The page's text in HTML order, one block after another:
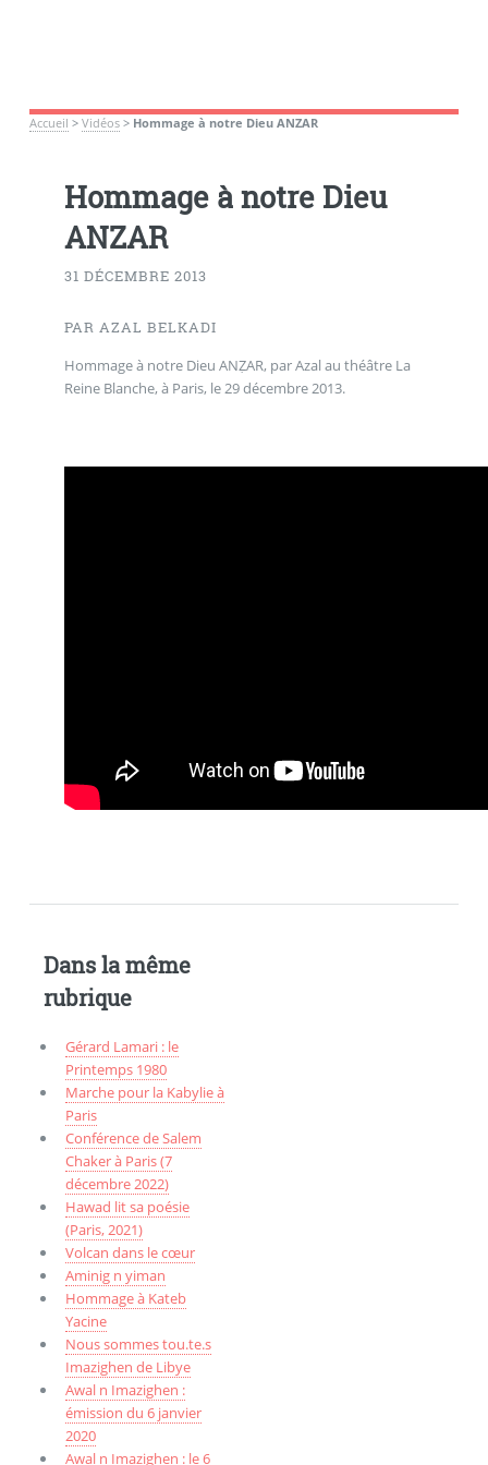
Accueil > Vidéos> Hommage à notre Dieu ANZAR
Hommage à notre Dieu
ANZAR
31 DÉCEMBRE 2013
PAR AZAL BELKADI
Hommage à notre Dieu ANẒAR, par Azal au théâtre La
Reine Blanche, à Paris, le 29 décembre 2013.
Dans la même
rubrique
Gérard Lamari : le
Printemps 1980
Marche pour la Kabylie à
Paris
Conférence de Salem
Chaker à Paris (7
décembre 2022)
Hawad lit sa poésie
(Paris, 2021)
Volcan dans le cœur
Aminig n yiman
Hommage à Kateb
Yacine
Nous sommes tou.te.s
Imazighen de Libye
Awal n Imazighen :
émission du 6 janvier
2020
Awal n Imazighen : le 6